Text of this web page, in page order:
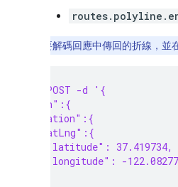
如要解碼回應中傳回的折線，並
curl -X POST -d '{
  "origin":{
    "location":{
      "latLng":{
        "latitude": 37.419734,
"longitude": -